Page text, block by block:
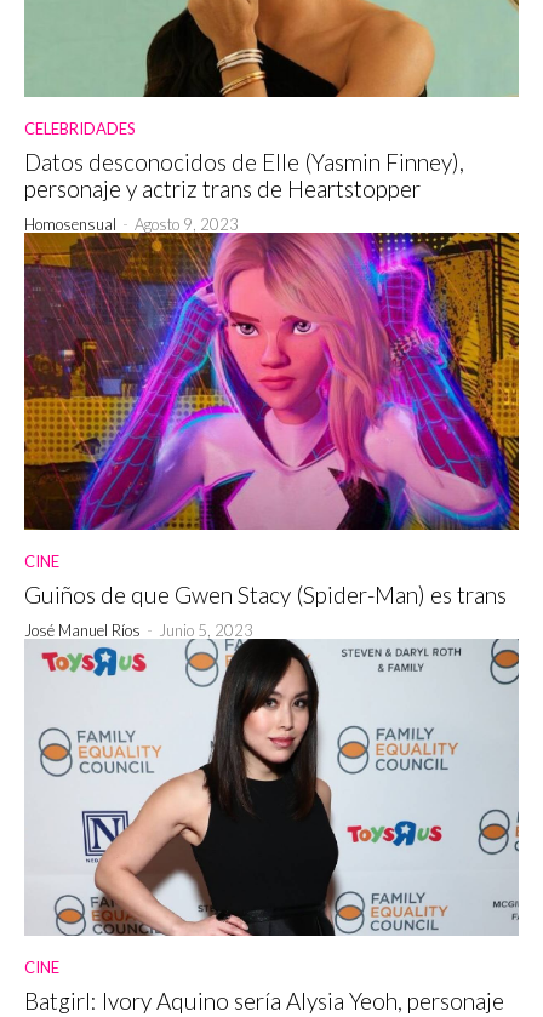
CELEBRIDADES
Datos desconocidos de Elle (Yasmin Finney),
personaje y actriz trans de Heartstopper
Homosensual - Agosto 9, 2023
CINE
Guiños de que Gwen Stacy (Spider-Man) es trans
José Manuel Ríos - Junio 5, 2023
CINE
Batgirl: Ivory Aquino sería Alysia Yeoh, personaje